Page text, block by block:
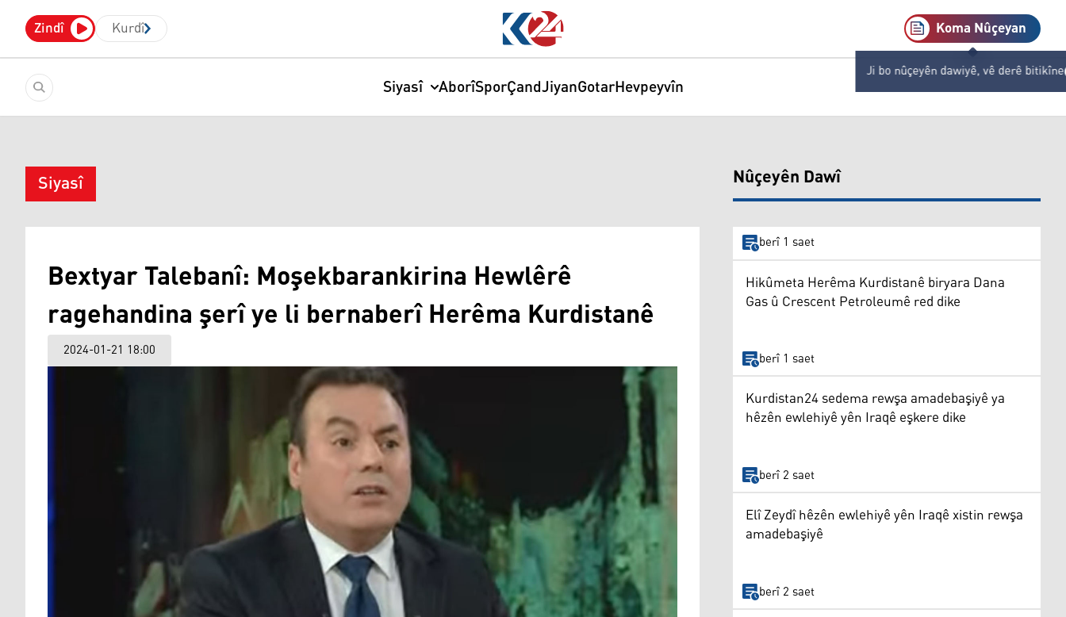
Zindî Kurdî Koma Nûçeyan
Ji bo nûçeyên dawiyê, vê derê bitikîne
Siyasî AborîSporÇandJiyanGotarHevpeyvîn
Siyasî
Bextyar Talebanî: Moşekbarankirina Hewlêrê
ragehandina şerî ye li bernaberî Herêma Kurdistanê
2024-01-21 18:00
Nûçeyên Dawî
berî 1 saet
Hikûmeta Herêma Kurdistanê biryara Dana
Gas û Crescent Petroleumê red dike
berî 1 saet
Kurdistan24 sedema rewşa amadebaşiyê ya
hêzên ewlehiyê yên Iraqê eşkere dike
berî 2 saet
Elî Zeydî hêzên ewlehiyê yên Iraqê xistin rewşa
amadebaşiyê
berî 2 saet